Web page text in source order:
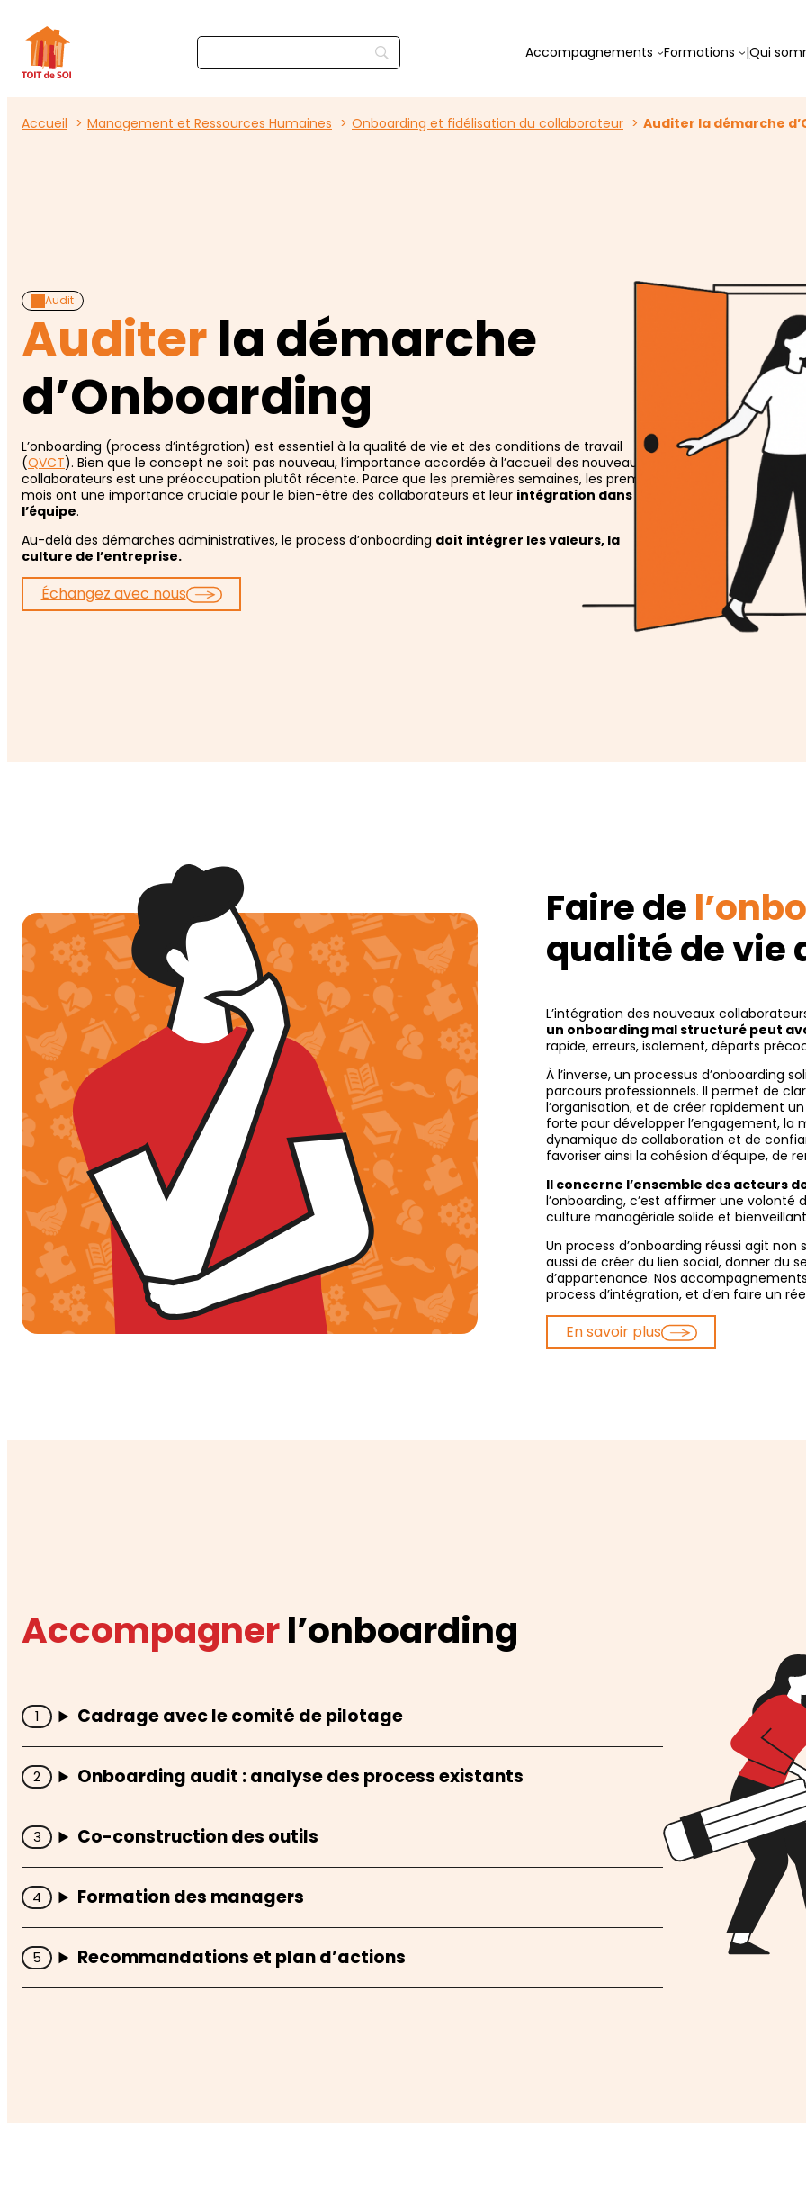
Accompagnements Formations |Qui
Accueil Management et Ressources Humaines Onboarding et fidélisation du collaborateur Auditer la démarche
Audit
Auditerla démarche
d’Onboarding
L’onboarding (process d’intégration) est essentiel à la qualité de vie et des conditions de travail
(QVCT). Bien que le concept ne soit pas nouveau, l’importance accordée à l’accueil des nouveaux
collaborateurs est une préoccupation plutôt récente. Parce que les premières semaines, les premiers
mois ont une importance cruciale pour le bien-être des collaborateurs et leur intégration dans
l’équipe.
Au-delà des démarches administratives, le process d’onboarding doit intégrer les valeurs, la
culture de l’entreprise.
Échangez avec nous
Faire de
qualité de vie
L’intégration des nouveaux
un onboarding mal structuré peut
rapide, erreurs, isolement, départs
À l’inverse, un processus d’onboarding
parcours professionnels. Il permet de
l’organisation, et de créer rapidement
forte pour développer l’engagement, la
dynamique de collaboration et de
favoriser ainsi la cohésion d’équipe, de
Il concerne l’ensemble des acteurs
l’onboarding, c’est affirmer une
culture managériale solide et
Un process d’onboarding réussi agit
aussi de créer du lien social, donner du
d’appartenance. Nos
process d’intégration, et d’en faire un
En savoir plus
Accompagnerl’onboarding
Cadrage avec le comité de pilotage
Onboarding audit : analyse des process existants
Co-construction des outils
Formation des managers
Recommandations et plan d’actions